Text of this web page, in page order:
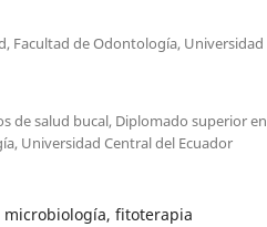
Facultad de Odontología, Universidad
de salud bucal, Diplomado superior en
Universidad Central del Ecuador
fitoterapia